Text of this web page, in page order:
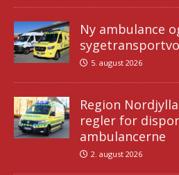
Ny ambulance
5. august 2026
Region
regler for
ambulancerne
2. august 2026